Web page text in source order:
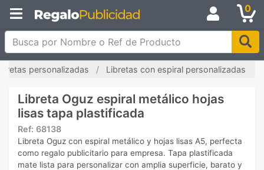
0
Busca por Nombre o Ref de Producto
personalizadas Libretas con espiral personalizadas
Libreta Oguz espiral metálico hojas
lisas tapa plastificada
Ref: 68138
Libreta Oguz con espiral metálico y hojas lisas A5, perfecta
como regalo publicitario para empresa. Tapa plastificada
mate lista para personalizar con amplia superficie, barato y